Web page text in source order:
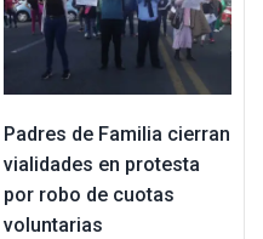
Padres de Familia cierran
vialidades en protesta
por robo de cuotas
voluntarias